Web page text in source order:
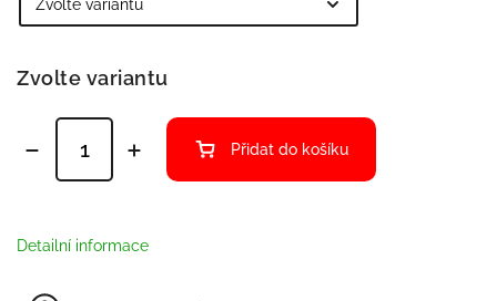
Zvolte variantu
Přidat do košíku
Detailní informace